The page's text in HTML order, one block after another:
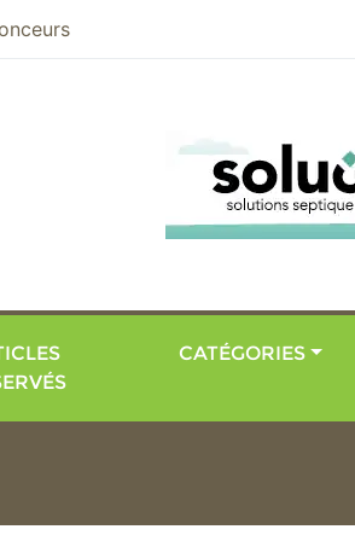
CATÉGORIES